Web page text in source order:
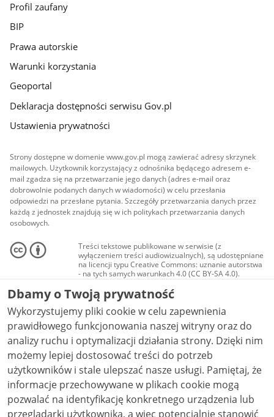
Profil zaufany
BIP
Prawa autorskie
Warunki korzystania
Geoportal
Deklaracja dostępności serwisu Gov.pl
Ustawienia prywatności
Strony dostępne w domenie www.gov.pl mogą zawierać adresy skrzynek
mailowych. Użytkownik korzystający z odnośnika będącego adresem e-
mail zgadza się na przetwarzanie jego danych (adres e-mail oraz
dobrowolnie podanych danych w wiadomości) w celu przesłania
odpowiedzi na przesłane pytania. Szczegóły przetwarzania danych przez
każdą z jednostek znajdują się w ich politykach przetwarzania danych
osobowych.
Treści tekstowe publikowane w serwisie (z
wyłączeniem treści audiowizualnych), są udostępniane
na licencji typu Creative Commons: uznanie autorstwa
- na tych samych warunkach 4.0 (CC BY-SA 4.0).
Materiały audiowizualne, w tym zdjęcia, materiały
audio i wideo, są udostępniane na licencji typu
Creative Commons: uznanie autorstwa użycie
niekomercyjne - bez utworów zależnych 4.0 (CC BY-
NC-ND 4.0), o ile nie jest to stwierdzone inaczej.
Dbamy o Twoją prywatność
Wykorzystujemy pliki cookie w celu zapewnienia
prawidłowego funkcjonowania naszej witryny oraz do
analizy ruchu i optymalizacji działania strony. Dzięki nim
możemy lepiej dostosować treści do potrzeb
użytkowników i stale ulepszać nasze usługi. Pamiętaj, że
informacje przechowywane w plikach cookie mogą
pozwalać na identyfikację konkretnego urządzenia lub
przeglądarki użytkownika, a więc potencjalnie stanowić